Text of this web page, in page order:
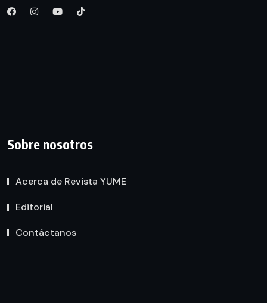
Sobre nosotros
Acerca de Revista YUME
Editorial
Contáctanos